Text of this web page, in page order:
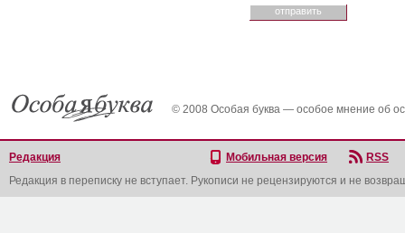
© 2008 Особая буква — особое мнение об
Редакция Мобильная версия
RSS
Редакция в переписку не вступает. Рукописи не рецензируются и не